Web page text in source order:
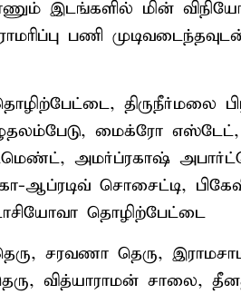
இடங்களில் மின்
பணி
திருநீர்மலை
மைக்ரோ எஸ்டேட்,
அமர்ப்ரகாஷ்
ஆப்ரடிவ் சொசைட்டி,
தொழிற்பேட்டை
சரவணா தெரு,
வித்யாராமன் சாலை,